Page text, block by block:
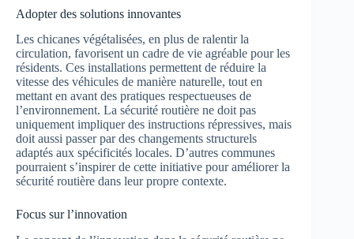
Adopter des solutions innovantes
Les chicanes végétalisées, en plus de ralentir la
circulation, favorisent un cadre de vie agréable pour les
résidents. Ces installations permettent de réduire la
vitesse des véhicules de manière naturelle, tout en
mettant en avant des pratiques respectueuses de
l’environnement. La sécurité routière ne doit pas
uniquement impliquer des instructions répressives, mais
doit aussi passer par des changements structurels
adaptés aux spécificités locales. D’autres communes
pourraient s’inspirer de cette initiative pour améliorer la
sécurité routière dans leur propre contexte.
Focus sur l’innovation